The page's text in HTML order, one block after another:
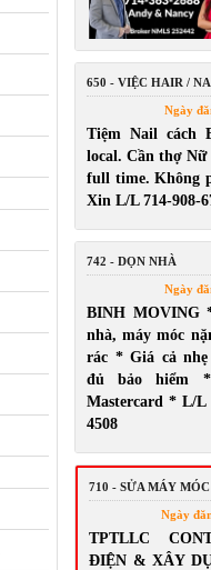
650 - VIỆC HAIR /
Ngày
Tiệm Nail cách
local. Cần thợ Nữ
full time. Không
Xin L/L 714-908-
742 - DỌN NHÀ
Ngày
BINH MOVING
nhà, máy móc
rác * Giá cả
đủ bảo hiểm *
Mastercard * L/L
4508
710 - SỬA MÁY MÓC
Ngày
TPTLLC
ĐIỆN & XÂY